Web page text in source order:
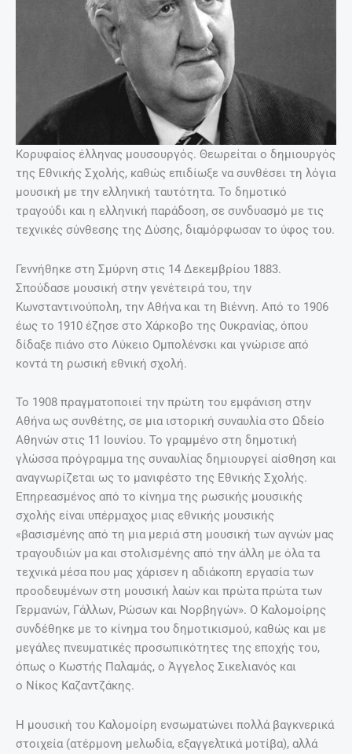
Κορυφαίος έλληνας μουσουργός. Θεωρείται ο δημιουργός
της Εθνικής Σχολής, καθώς επιδίωξε να συνθέσει τη λόγια
μουσική με την ελληνική ταυτότητα. Το δημοτικό
τραγούδι και η ελληνική παράδοση, σε συνδυασμό με τις
τεχνικές σύνθεσης της Δύσης, διαμόρφωσαν το ύφος του.
Γεννήθηκε στη Σμύρνη στις 14 Δεκεμβρίου 1883.
Σπούδασε μουσική στην γενέτειρά του, την
Κωνσταντινούπολη, την Αθήνα και τη Βιέννη. Από το 1906
έως το 1910 έζησε στο Χάρκοβο της Ουκρανίας, όπου
δίδαξε πιάνο στο Λύκειο Ομπολένσκι και γνώρισε από
κοντά τη ρωσική εθνική σχολή.
Το 1908 πραγματοποιεί την πρώτη του εμφάνιση στην
Αθήνα ως συνθέτης, σε μια ιστορική συναυλία στο Ωδείο
Αθηνών στις 11 Ιουνίου. Το γραμμένο στη δημοτική
γλώσσα πρόγραμμα της συναυλίας δημιουργεί αίσθηση και
αναγνωρίζεται ως το μανιφέστο της Εθνικής Σχολής.
Επηρεασμένος από το κίνημα της ρωσικής μουσικής
σχολής είναι υπέρμαχος μιας εθνικής μουσικής
«βασισμένης από τη μια μεριά στη μουσική των αγνών μας
τραγουδιών μα και στολισμένης από την άλλη με όλα τα
τεχνικά μέσα που μας χάρισεν η αδιάκοπη εργασία των
προοδευμένων στη μουσική λαών και πρώτα πρώτα των
Γερμανών, Γάλλων, Ρώσων και Νορβηγών». Ο Καλομοίρης
συνδέθηκε με το κίνημα του δημοτικισμού, καθώς και με
μεγάλες πνευματικές προσωπικότητες της εποχής του,
όπως ο Κωστής Παλαμάς, ο Άγγελος Σικελιανός και
ο Νίκος Καζαντζάκης.
Η μουσική του Καλομοίρη ενσωματώνει πολλά βαγκνερικά
στοιχεία (ατέρμονη μελωδία, εξαγγελτικά μοτίβα), αλλά